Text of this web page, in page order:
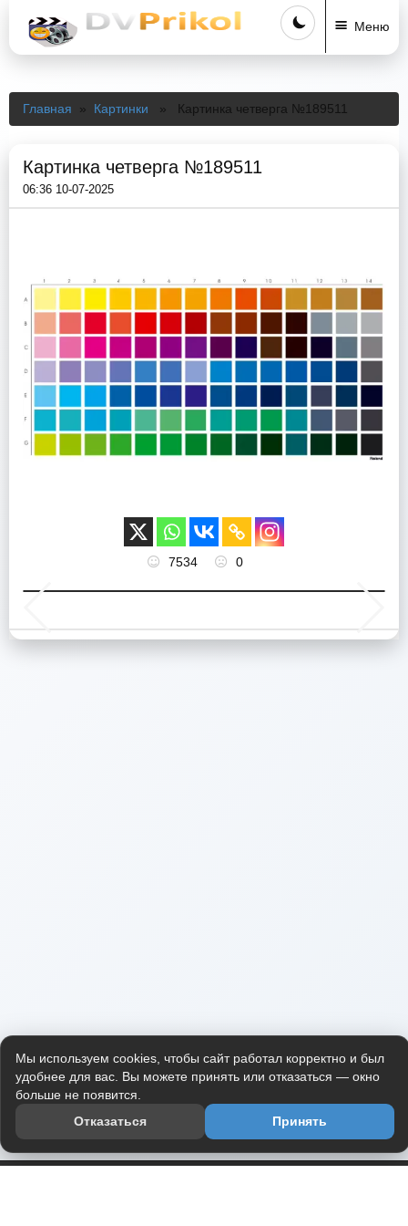
Меню
Главная » Картинки » Картинка четверга №189511
Картинка четверга №189511
06:36 10-07-2025
7534 0
Мы используем cookies, чтобы сайт работал корректно и был
удобнее для вас. Вы можете принять или отказаться — окно
больше не появится.
Отказаться
Принять